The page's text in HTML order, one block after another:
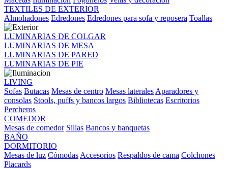
TEXTILES DE EXTERIOR
Almohadones Edredones Edredones para sofa y reposera Toallas
LUMINARIAS DE COLGAR
LUMINARIAS DE MESA
LUMINARIAS DE PARED
LUMINARIAS DE PIE
LIVING
Sofas Butacas Mesas de centro Mesas laterales Aparadores y
consolas Stools, puffs y bancos largos Bibliotecas Escritorios
Percheros
COMEDOR
Mesas de comedor Sillas Bancos y banquetas
BAÑO
DORMITORIO
Mesas de luz Cómodas Accesorios Respaldos de cama Colchones
Placards